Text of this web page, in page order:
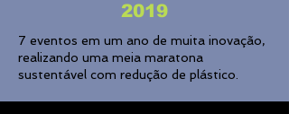
2019
7 eventos em um ano de muita inovação,
realizando uma meia maratona
sustentável com redução de plástico.